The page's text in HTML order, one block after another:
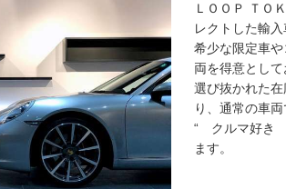
ＬＯＯＰ ＴＯ
レクトした輸入
希少な限定車
両を得意として
選び抜かれた
り、通常の車
“ クルマ好き
ます。